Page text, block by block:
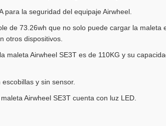
para la seguridad del equipaje Airwheel.
de 73.26wh que no solo puede cargar la maleta
otros dispositivos.
maleta Airwheel SE3T es de 110KG y su
y sin sensor.
Airwheel SE3T cuenta con luz LED.